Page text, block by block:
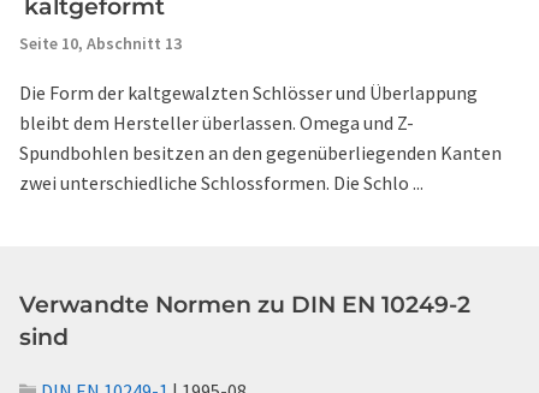
kaltgeformt
Seite 10, Abschnitt 13
Die Form der kaltgewalzten Schlösser und Überlappung
bleibt dem Hersteller überlassen. Omega und Z-
Spundbohlen besitzen an den gegenüberliegenden Kanten
zwei unterschiedliche Schlossformen. Die Schlo ...
Verwandte Normen zu DIN EN 10249-2
sind